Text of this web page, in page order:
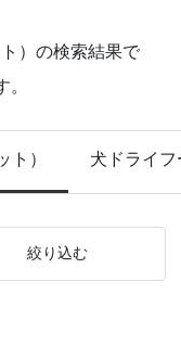
）の検索結果で
ト） 犬ドライフ
絞り込む